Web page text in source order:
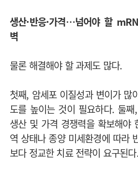
생산·반응·가격…넘어야 할
벽
물론 해결해야 할 과제도 많다.
첫째, 암세포 이질성과 변이가 많
도를 높이는 것이 필요하다. 둘
생산 및 가격 경쟁력을 확보해야
역 상태나 종양 미세환경에 따라
보다 정교한 치료 전략이 요구된다.